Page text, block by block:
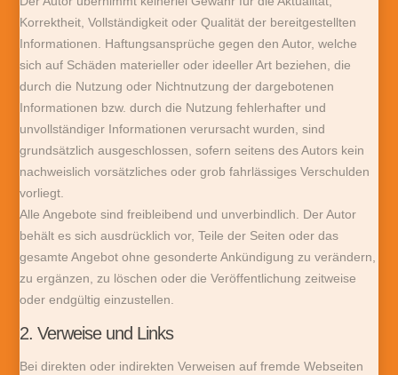
Korrektheit, Vollständigkeit oder Qualität der bereitgestellten
Informationen. Haftungsansprüche gegen den Autor, welche
sich auf Schäden materieller oder ideeller Art beziehen, die
durch die Nutzung oder Nichtnutzung der dargebotenen
Informationen bzw. durch die Nutzung fehlerhafter und
unvollständiger Informationen verursacht wurden, sind
grundsätzlich ausgeschlossen, sofern seitens des Autors kein
nachweislich vorsätzliches oder grob fahrlässiges Verschulden
vorliegt.
Alle Angebote sind freibleibend und unverbindlich. Der Autor
behält es sich ausdrücklich vor, Teile der Seiten oder das
gesamte Angebot ohne gesonderte Ankündigung zu verändern,
zu ergänzen, zu löschen oder die Veröffentlichung zeitweise
oder endgültig einzustellen.
2. Verweise und Links
Bei direkten oder indirekten Verweisen auf fremde Webseiten